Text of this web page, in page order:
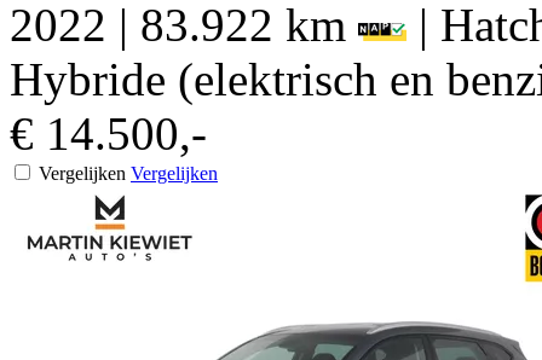
2022 | 83.922 km |
Hybride (elektrisch en
€ 14.500,-
Vergelijken Vergelijken